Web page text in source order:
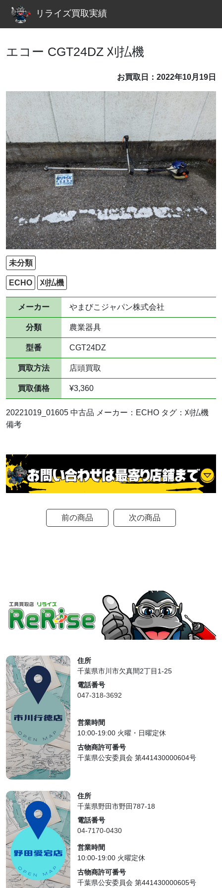
リライズ買取実績
エコー CGT24DZ 刈払機
お買取日：2022年10月19日
未分類
ECHO 刈払機
メーカー やまびこジャパン株式会社
分類 農業器具
型番 CGT24DZ
買取方法 店頭買取
買取価格 ¥3,360
20221019_01605 中古品 メーカー：ECHO タグ：刈払機
備考
前の商品 次の商品
住所
千葉県市川市欠真間2丁目1-25
電話番号
047-318-3692
営業時間
10:00-19:00 火曜・日曜定休
古物商許可番号
千葉県公安委員会 第441430000604号
住所
千葉県野田市野田787-18
電話番号
04-7170-0430
営業時間
10:00-19:00 火曜定休
古物商許可番号
千葉県公安委員会 第441430000605号